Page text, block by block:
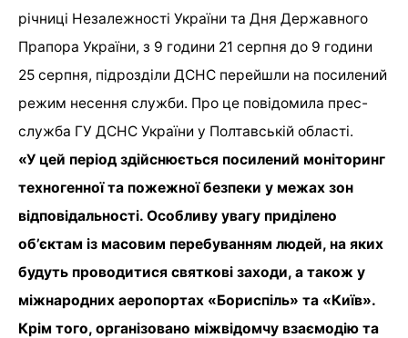
річниці Незалежності України та Дня Державного
Прапора України, з 9 години 21 серпня до 9 години
25 серпня, підрозділи ДСНС перейшли на посилений
режим несення служби. Про це повідомила прес-
служба ГУ ДСНС України у Полтавській області.
«У цей період здійснюється посилений моніторинг
техногенної та пожежної безпеки у межах зон
відповідальності. Особливу увагу приділено
об’єктам із масовим перебуванням людей, на яких
будуть проводитися святкові заходи, а також у
міжнародних аеропортах «Бориспіль» та «Київ».
Крім того, організовано міжвідомчу взаємодію та